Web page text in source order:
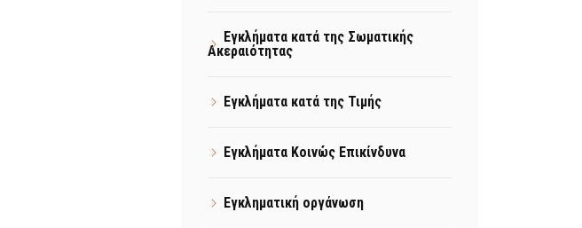
Εγκλήματα κατά της Σωματικής
Ακεραιότητας
Εγκλήματα κατά της Τιμής
Εγκλήματα Κοινώς Επικίνδυνα
Εγκληματική οργάνωση